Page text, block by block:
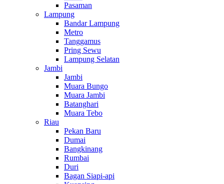
Pasaman
Lampung
Bandar Lampung
Metro
Tanggamus
Pring Sewu
Lampung Selatan
Jambi
Jambi
Muara Bungo
Muara Jambi
Batanghari
Muara Tebo
Riau
Pekan Baru
Dumai
Bangkinang
Rumbai
Duri
Bagan Siapi-api